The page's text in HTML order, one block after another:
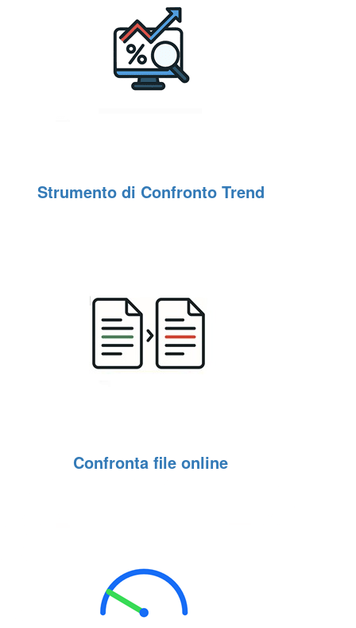
Strumento di Confronto Trend
Confronta file online